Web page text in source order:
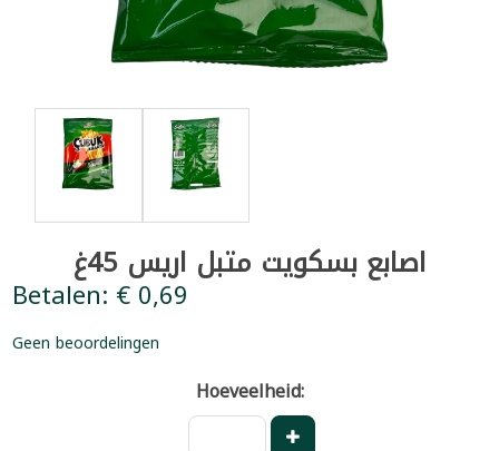
اصابع بسكويت متبل اريس 45غ
Betalen: € 0,69
Geen beoordelingen
Hoeveelheid: